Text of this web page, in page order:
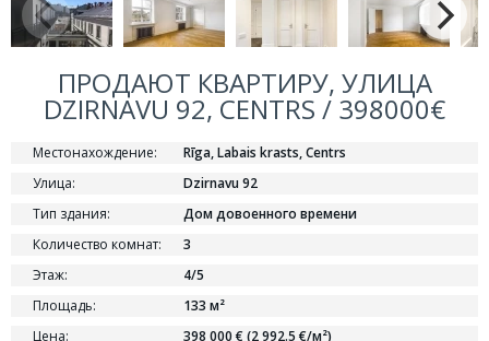
ПРОДАЮТ КВАРТИРУ, УЛИЦА
DZIRNAVU 92, CENTRS / 398000€
Местонахождение:
Rīga, Labais krasts, Centrs
Улица:
Dzirnavu 92
Тип здания:
Дом довоенного времени
Количество комнат:
3
Этаж:
4/5
Площадь:
133 м²
Цена:
398 000 € (2 992.5 €/м²)